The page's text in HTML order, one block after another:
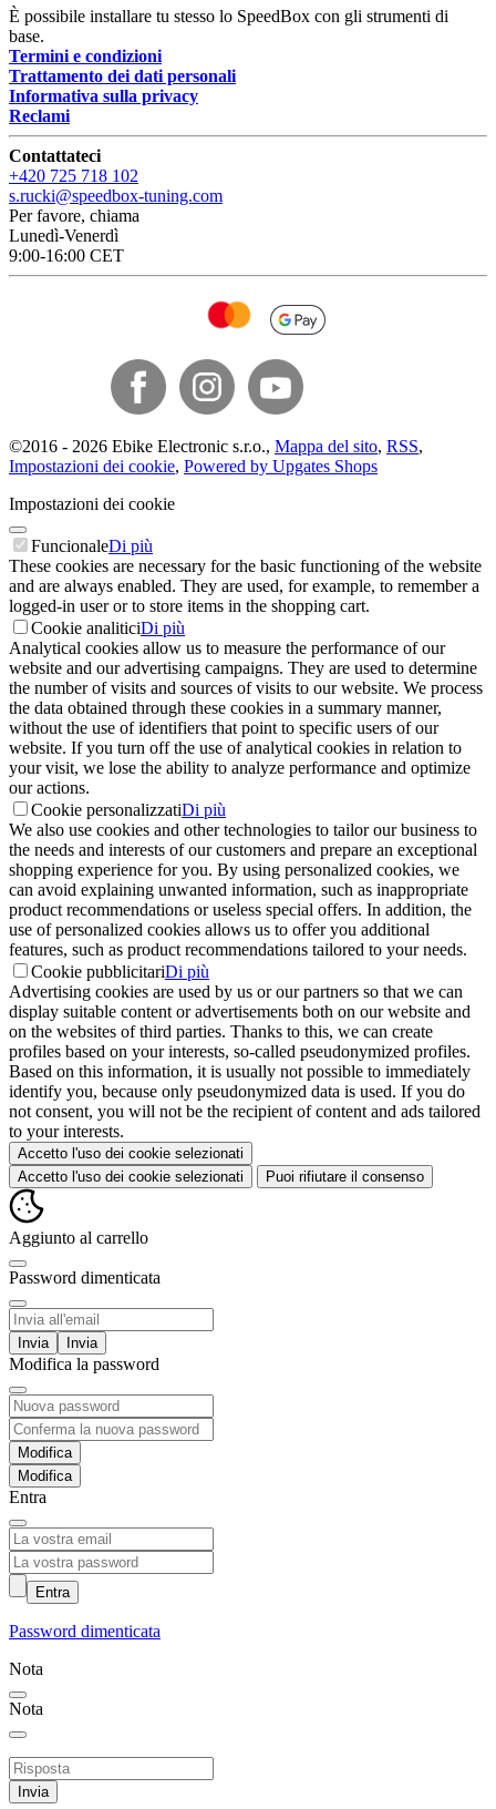
È possibile installare tu stesso lo SpeedBox con gli strumenti di
base.
Termini e condizioni
Trattamento dei dati personali
Informativa sulla privacy
Reclami
Contattateci
+420 725 718 102
s.rucki@speedbox-tuning.com
Per favore, chiama
Lunedì-Venerdì
9:00-16:00 CET
©2016 - 2026 Ebike Electronic s.r.o., Mappa del sito, RSS,
Impostazioni dei cookie, Powered by Upgates Shops
Impostazioni dei cookie
FuncionaleDi più
These cookies are necessary for the basic functioning of the website
and are always enabled. They are used, for example, to remember a
logged-in user or to store items in the shopping cart.
Cookie analiticiDi più
Analytical cookies allow us to measure the performance of our
website and our advertising campaigns. They are used to determine
the number of visits and sources of visits to our website. We process
the data obtained through these cookies in a summary manner,
without the use of identifiers that point to specific users of our
website. If you turn off the use of analytical cookies in relation to
your visit, we lose the ability to analyze performance and optimize
our actions.
Cookie personalizzatiDi più
We also use cookies and other technologies to tailor our business to
the needs and interests of our customers and prepare an exceptional
shopping experience for you. By using personalized cookies, we
can avoid explaining unwanted information, such as inappropriate
product recommendations or useless special offers. In addition, the
use of personalized cookies allows us to offer you additional
features, such as product recommendations tailored to your needs.
Cookie pubblicitariDi più
Advertising cookies are used by us or our partners so that we can
display suitable content or advertisements both on our website and
on the websites of third parties. Thanks to this, we can create
profiles based on your interests, so-called pseudonymized profiles.
Based on this information, it is usually not possible to immediately
identify you, because only pseudonymized data is used. If you do
not consent, you will not be the recipient of content and ads tailored
to your interests.
Accetto l'uso dei cookie selezionati
Accetto l'uso dei cookie selezionati
Puoi rifiutare il consenso
Aggiunto al carrello
Password dimenticata
Invia
Modifica la password
Modifica
Entra
Entra
Password dimenticata
Nota
Nota
Invia